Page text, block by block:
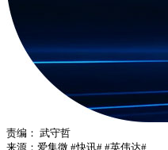
责编： 武守哲
来源：爱集微 #快讯# #英伟达#